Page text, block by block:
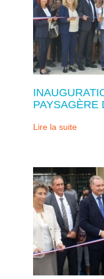
PAYSAGÈRE
Lire la suite